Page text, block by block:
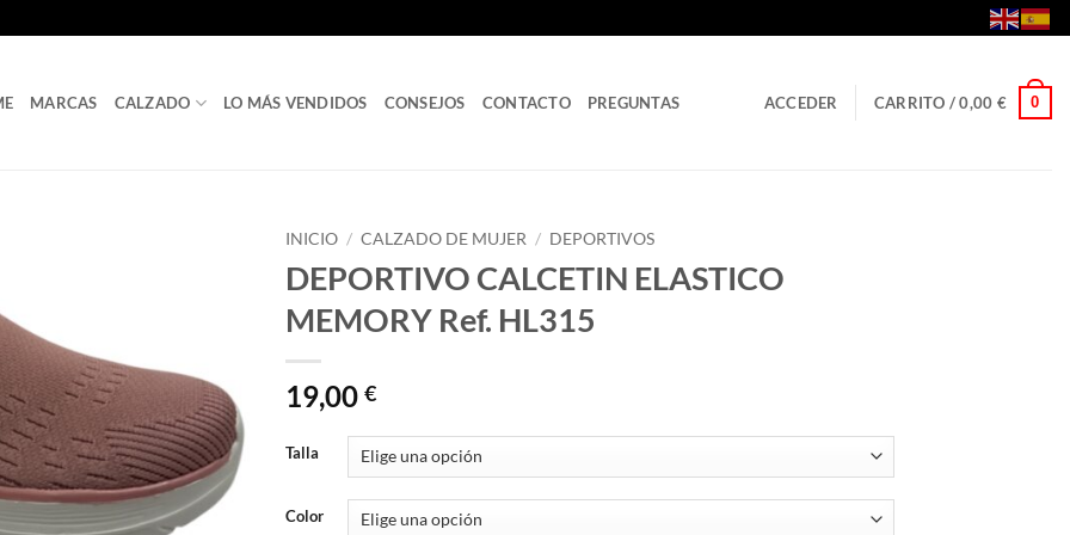
MARCAS CALZADO LO MÁS VENDIDOS CONSEJOS CONTACTO PREGUNTAS ACCEDER CARRITO /0,00 € 0
INICIO / CALZADO DE MUJER / DEPORTIVOS
DEPORTIVO CALCETIN ELASTICO
MEMORY Ref. HL315
19,00 €
Talla
Color